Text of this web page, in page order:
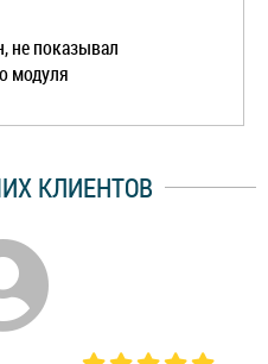
не показывал
модуля
КЛИЕНТОВ